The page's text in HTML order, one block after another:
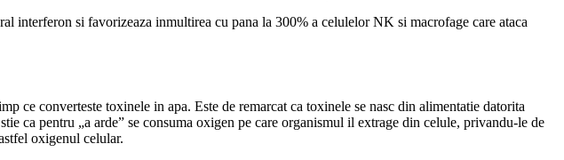
interferon si favorizeaza inmultirea cu pana la 300% a celulelor NK si macrofage care ataca
ce converteste toxinele in apa. Este de remarcat ca toxinele se nasc din alimentatie datorita
ca pentru „a arde” se consuma oxigen pe care organismul il extrage din celule, privandu-le de
oxigenul celular.